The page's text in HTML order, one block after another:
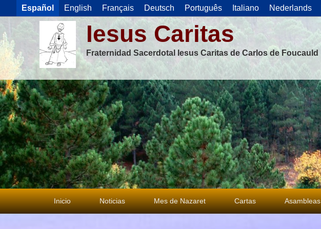
Español English Français Deutsch Português Italiano Nederlands
Iesus Caritas
Fraternidad Sacerdotal Iesus Caritas de Carlos de Foucauld
Menú
principal
Inicio Noticias Mes de Nazaret Cartas Asambleas